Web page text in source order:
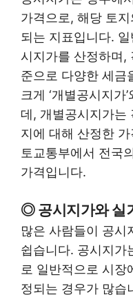
가격으로, 해당 토
되는 지표입니다.
시지가를 산정하며,
준으로 다양한 세금
크게 ‘개별공시지가
데, 개별공시지가는
지에 대해 산정한
토교통부에서 전국
가격입니다.
◎ 공시지가와 실
많은 사람들이 공시
쉽습니다. 공시지가
로 일반적으로 시장
정되는 경우가 많습